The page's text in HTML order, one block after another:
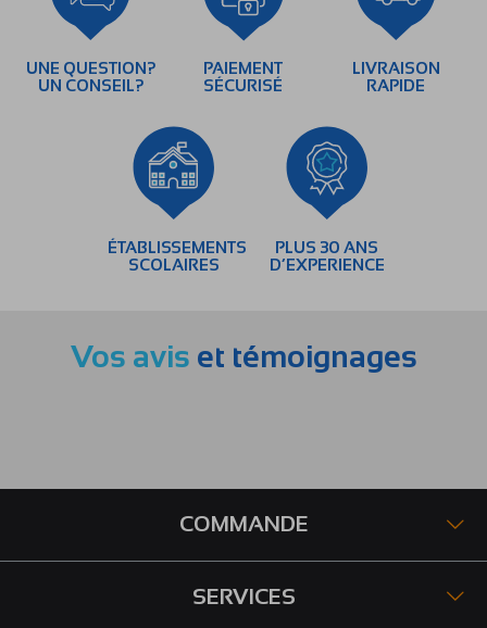
UNE QUESTION?
UN CONSEIL?
PAIEMENT
SÉCURISÉ
LIVRAISON
RAPIDE
ÉTABLISSEMENTS
SCOLAIRES
PLUS 30 ANS
D’EXPERIENCE
Vos avis et témoignages
COMMANDE
SERVICES